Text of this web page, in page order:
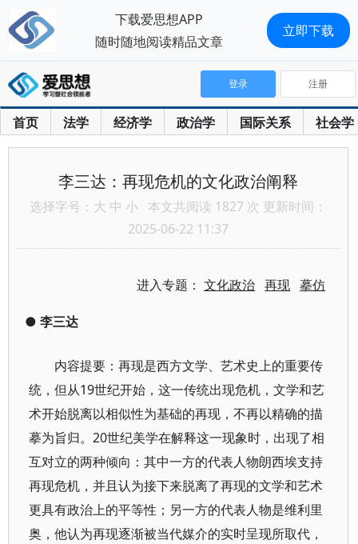
首页 法学 经济学 政治学 国际关系 社会学
登录 注册
李三达：再现危机的文化政治阐释
选择字号： 大 中 小 本文共阅读 1827 次 更新时间：
2025-06-22 11:37
进入专题：文化政治 再现 摹仿
● 李三达
内容提要：再现是西方文学、艺术史上的重要传
统，但从19世纪开始，这一传统出现危机，文学和艺
术开始脱离以相似性为基础的再现，不再以精确的描
摹为旨归。20世纪美学在解释这一现象时，出现了相
互对立的两种倾向：其中一方的代表人物朗西埃支持
再现危机，并且认为接下来脱离了再现的文学和艺术
更具有政治上的平等性；另一方的代表人物是维利里
奥，他认为再现逐渐被当代媒介的实时呈现所取代，
下载爱思想APP
随时随地阅读精品文章
立即下载